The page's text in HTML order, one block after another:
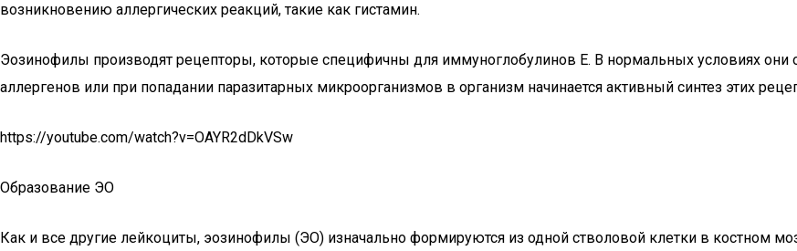
возникновению аллергических реакций, такие как гистамин.
Эозинофилы производят рецепторы, которые специфичны для иммуноглобулинов Е. В нормальных условиях они
аллергенов или при попадании паразитарных микроорганизмов в организм начинается активный синтез этих
https://youtube.com/watch?v=OAYR2dDkVSw
Образование ЭО
Как и все другие лейкоциты, эозинофилы (ЭО) изначально формируются из одной стволовой клетки в костном